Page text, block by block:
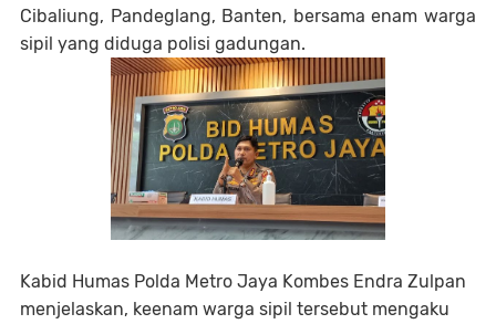
Cibaliung, Pandeglang, Banten, bersama enam warga
sipil yang diduga polisi gadungan.
Kabid Humas Polda Metro Jaya Kombes Endra Zulpan
menjelaskan, keenam warga sipil tersebut mengaku